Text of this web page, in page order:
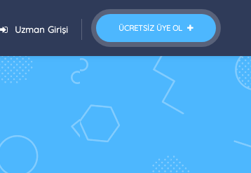
ÜCRETSIZ ÜYE OL
Uzman Girişi